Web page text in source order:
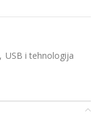
, USB i tehnologija